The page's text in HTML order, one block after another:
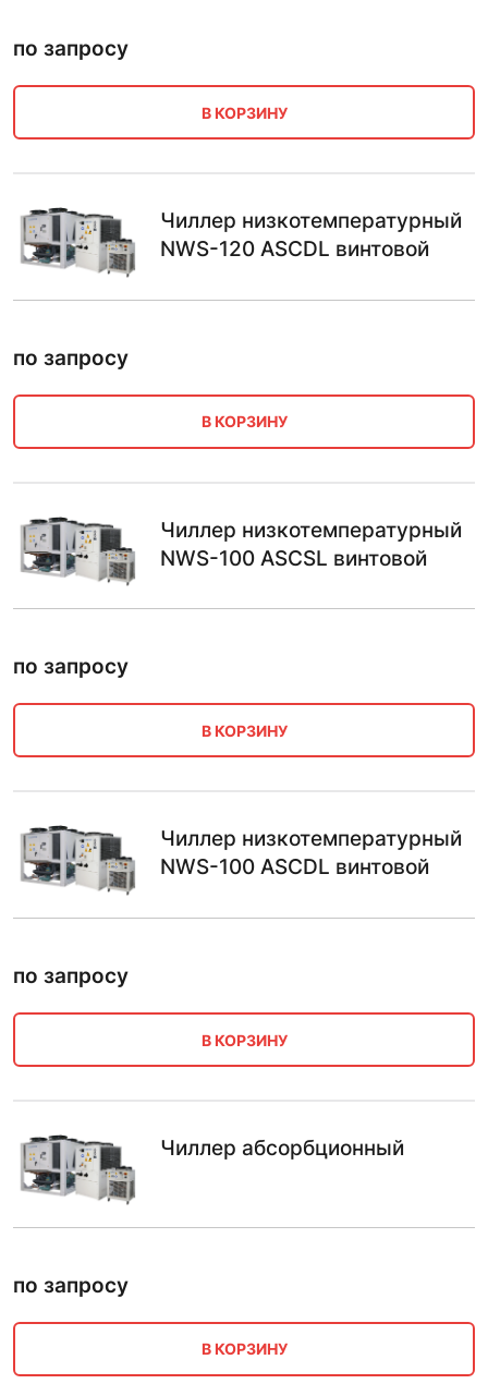
по запросу
В КОРЗИНУ
Чиллер низкотемпературный
NWS-120 ASCDL винтовой
по запросу
В КОРЗИНУ
Чиллер низкотемпературный
NWS-100 ASCSL винтовой
по запросу
В КОРЗИНУ
Чиллер низкотемпературный
NWS-100 ASCDL винтовой
по запросу
В КОРЗИНУ
Чиллер абсорбционный
по запросу
В КОРЗИНУ